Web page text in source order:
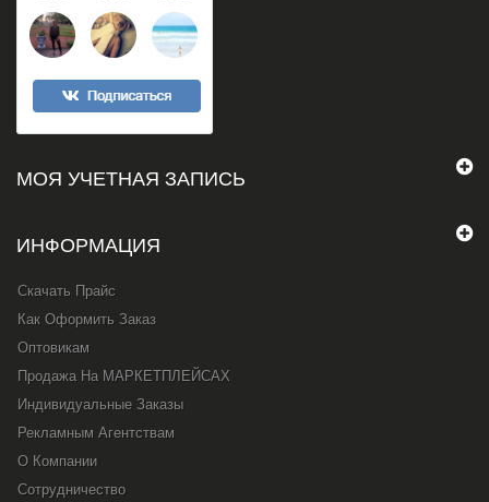
МОЯ УЧЕТНАЯ ЗАПИСЬ
ИНФОРМАЦИЯ
Скачать Прайс
Как Оформить Заказ
Оптовикам
Продажа На МАРКЕТПЛЕЙСАХ
Индивидуальные Заказы
Рекламным Агентствам
О Компании
Сотрудничество